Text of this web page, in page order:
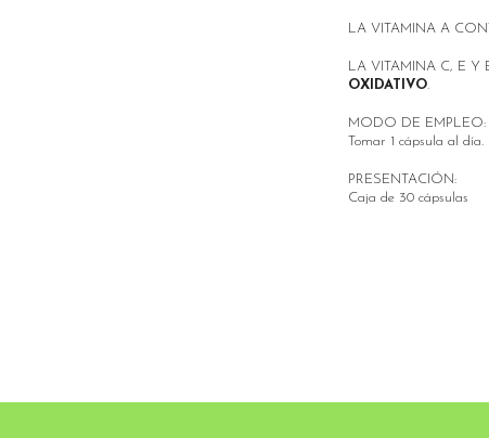
LA VITAMINA A
LA VITAMINA C, E Y
OXIDATIVO.
MODO DE EMPLEO:
Tomar 1 cápsula al
PRESENTACIÓN:
Caja de 30 cápsulas